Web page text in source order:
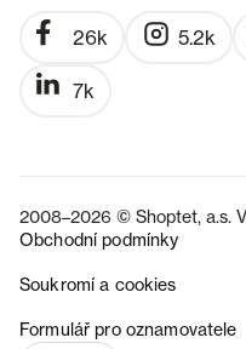
26k 5.2k
7k
2008–2026 © Shoptet, a.s.
Obchodní podmínky
Soukromí a cookies
Formulář pro oznamovatele